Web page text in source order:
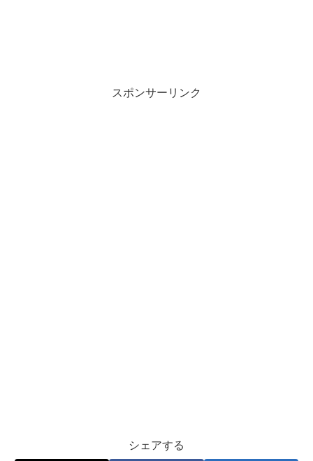
スポンサーリンク
シェアする